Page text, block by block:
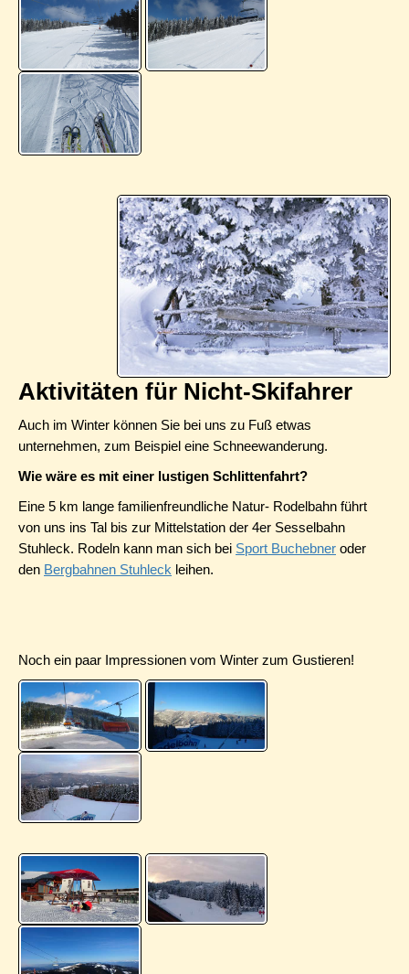
Aktivitäten für Nicht-Skifahrer
Auch im Winter können Sie bei uns zu Fuß etwas
unternehmen, zum Beispiel eine Schneewanderung.
Wie wäre es mit einer lustigen Schlittenfahrt?
Eine 5 km lange familienfreundliche Natur- Rodelbahn führt
von uns ins Tal bis zur Mittelstation der 4er Sesselbahn
Stuhleck. Rodeln kann man sich bei Sport Buchebner oder
den Bergbahnen Stuhleck leihen.
Noch ein paar Impressionen vom Winter zum Gustieren!